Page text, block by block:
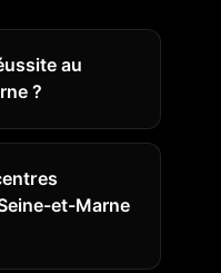
au
?
et-Marne